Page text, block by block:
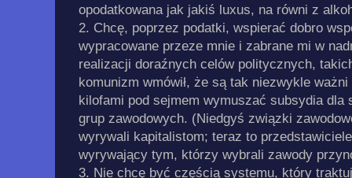
opodatkowana jak jakiś luxus, na równi z
2. Chcę, poprzez podatki, wspierać dobro
wypracowane przeze mnie i zabrane mi w
realizacji doraźnych celów politycznych,
komunizm wmówił, że są tak niezwykle
kilofami pod sejmem wymuszać subsydia dla
grup zawodowych. (Niedgyś związki
wyrywali kapitalistom; teraz to
wyrywający tym, którzy wybrali zawody
3. Nie chcę być częścią systemu, który